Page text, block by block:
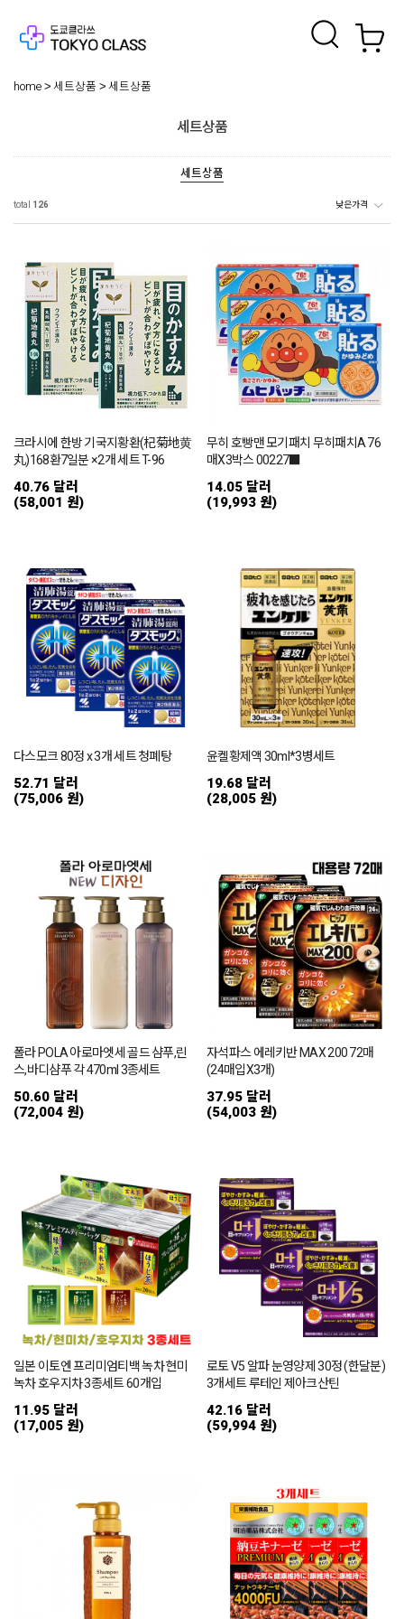
home 세트상품 세트상품
세트상품
세트상품
total 126
크라시에 한방 기국지황환(杞菊地黄
丸)168환7일분 ×2개 세트 T-96
40.76 달러
(58,001 원)
무히 호빵맨 모기패치 무히패치A 76
매X3박스 00227■
14.05 달러
(19,993 원)
다스모크 80정 x 3개 세트 청폐탕
52.71 달러
(75,006 원)
윤켈황제액 30ml*3병세트
19.68 달러
(28,005 원)
폴라 POLA 아로마엣세 골드 샴푸,린
스,바디샴푸 각 470ml 3종세트
50.60 달러
(72,004 원)
자석파스 에레키반 MAX 200 72매
(24매입X3개)
37.95 달러
(54,003 원)
일본 이토엔 프리미엄티백 녹차 현미
녹차 호우지차 3종세트 60개입
11.95 달러
(17,005 원)
로토 V5 알파 눈영양제 30정 (한달분)
3개세트 루테인 제아크산틴
42.16 달러
(59,994 원)